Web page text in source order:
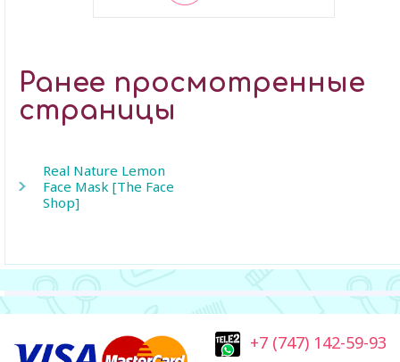
Ранее просмотренные
страницы
Real Nature Lemon
Face Mask [The Face
Shop]
+7 (747) 142-59-93